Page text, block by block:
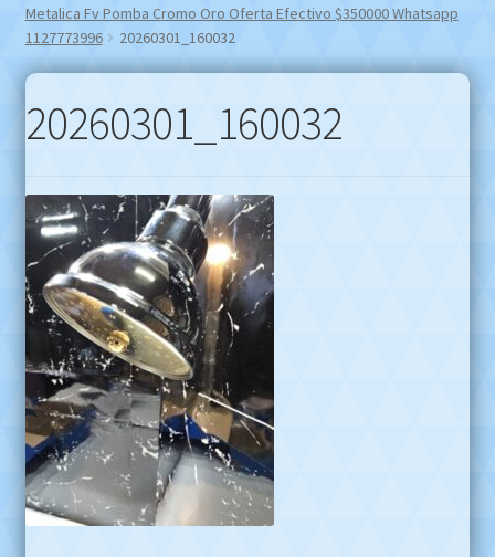
Metalica Fv Pomba Cromo Oro Oferta Efectivo $350000 Whatsapp
1127773996
20260301_160032
20260301_160032